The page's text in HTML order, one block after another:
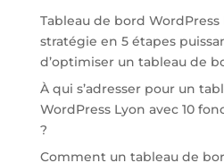
Tableau de bord WordPress
stratégie en 5 étapes
d’optimiser un tableau de
À qui s’adresser pour un
WordPress Lyon avec 10
?
Comment un tableau de